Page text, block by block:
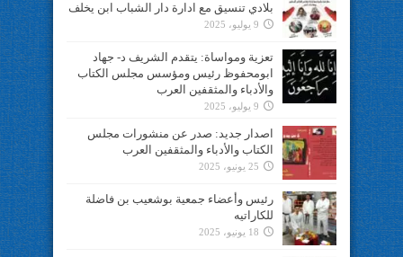
بلادي تنسيق مع ادارة دار الشباب ابن يخلف
9 يوليو، 2025
تعزية ومواساة: يتقدم الشريف د- جهاد
ابومحفوظ رئيس ومؤسس مجلس الكتاب
والأدباء والمثقفين العرب
9 يوليو، 2025
اصدار جديد: صدر عن منشورات مجلس
الكتاب والأدباء والمثقفين العرب
25 يونيو، 2025
رئيس وأعضاء جمعية بوشعيب بن فاضلة
للكاراتيه
18 يونيو، 2025